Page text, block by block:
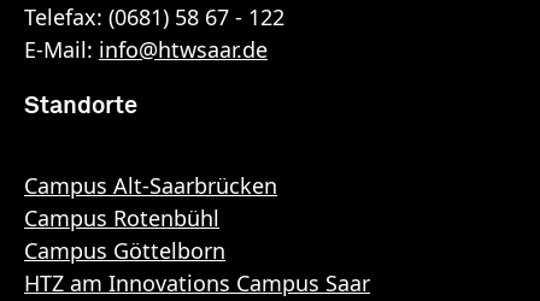
Telefax: (0681) 58 67 - 122
E-Mail: info@htwsaar.de
Standorte
Campus Alt-Saarbrücken
Campus Rotenbühl
Campus Göttelborn
HTZ am Innovations Campus Saar